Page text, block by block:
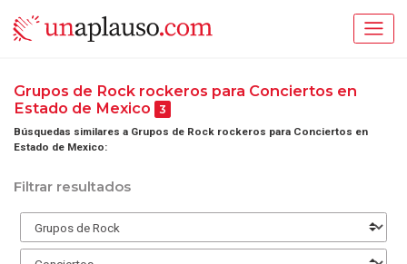
Grupos de Rock rockeros para Conciertos en
Estado de Mexico
3
Búsquedas similares a Grupos de Rock rockeros para Conciertos en
Estado de Mexico:
Filtrar resultados